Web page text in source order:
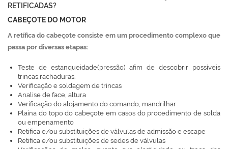
RETIFICADAS?
CABEÇOTE DO MOTOR
A retífica do cabeçote consiste em um procedimento complexo que
passa por diversas etapas:
Teste de estanqueidade(pressão) afim de descobrir possíveis
trincas,rachaduras.
Verificação e soldagem de trincas
Analise de face, altura
Verificação do alojamento do comando, mandrilhar
Plaina do topo do cabeçote em casos do procedimento de solda
ou empenamento
Retifica e/ou substituições de válvulas de admissão e escape
Retifica e/ou substituições de sedes de válvulas